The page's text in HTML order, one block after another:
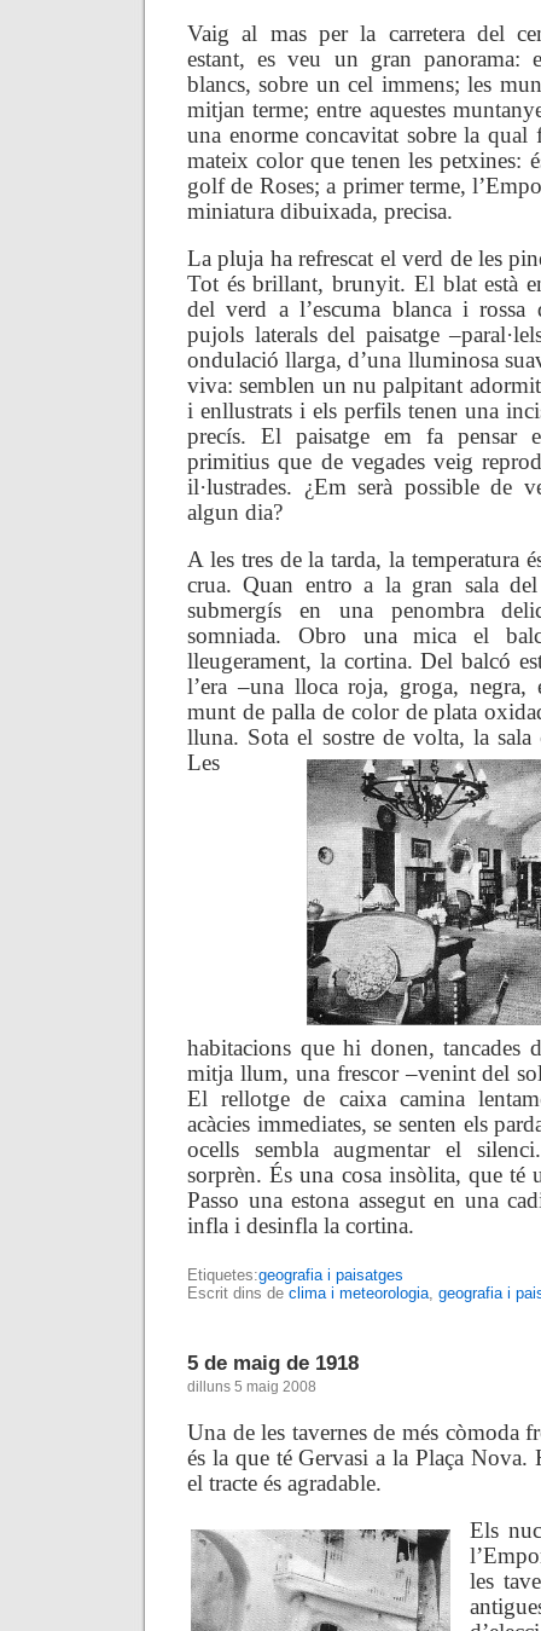
Vaig al mas per la carretera del
estant, es veu un gran panorama:
blancs, sobre un cel immens; les
mitjan terme; entre aquestes
una enorme concavitat sobre la qual
mateix color que tenen les petxines:
golf de Roses; a primer terme,
miniatura dibuixada, precisa.
La pluja ha refrescat el verd de les
Tot és brillant, brunyit. El blat està
del verd a l’escuma blanca i rossa
pujols laterals del paisatge
ondulació llarga, d’una lluminosa
viva: semblen un nu palpitant
i enllustrats i els perfils tenen una
precís. El paisatge em fa pensar
primitius que de vegades veig
il·lustrades. ¿Em serà possible de
algun dia?
A les tres de la tarda, la temperatura
crua. Quan entro a la gran sala
submergís en una penombra
somniada. Obro una mica el
lleugerament, la cortina. Del balcó
l’era –una lloca roja, groga, negra,
munt de palla de color de plata
lluna. Sota el sostre de volta, la
Les
habitacions que hi donen, tancades
mitja llum, una frescor –venint del
El rellotge de caixa camina
acàcies immediates, se senten els
ocells sembla augmentar el
sorprèn. És una cosa insòlita, que té
Passo una estona assegut en una
infla i desinfla la cortina.
Etiquetes:geografia i paisatges
Escrit dins de clima i meteorologia, geografia i
5 de maig de 1918
dilluns 5 maig 2008
Una de les tavernes de més còmoda
és la que té Gervasi a la Plaça
el tracte és agradable.
Els
les